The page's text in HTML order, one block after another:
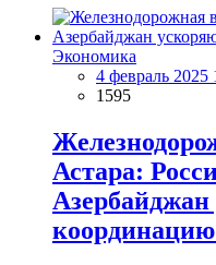
Экономика
4 февраль 2025
1595
Астара: